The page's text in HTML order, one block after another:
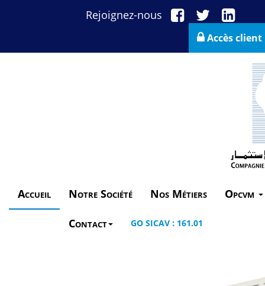
Rejoignez-nous
Accès client
Accueil Notre Société Nos Métiers Opcvm
Contact GO SICAV : 161.01